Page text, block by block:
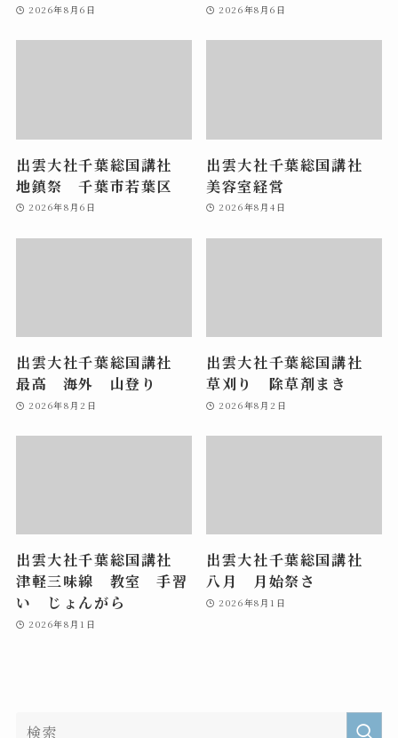
2026年8月6日 2026年8月6日
出雲大社千葉総国講社
地鎮祭 千葉市若葉区
2026年8月6日
出雲大社千葉総国講社
美容室経営
2026年8月4日
出雲大社千葉総国講社
最高 海外 山登り
2026年8月2日
出雲大社千葉総国講社
草刈り 除草剤まき
2026年8月2日
出雲大社千葉総国講社
津軽三味線 教室 手習
い じょんがら
2026年8月1日
出雲大社千葉総国講社
八月 月始祭さ
2026年8月1日